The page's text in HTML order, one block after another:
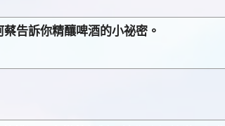
告訴你精釀啤酒的小祕密。